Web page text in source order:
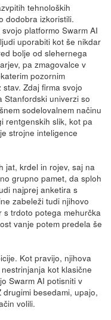
tehnoloških
dodobra izkoristili.
platformo Swarm AI
uporabiti kot še nikdar
bolje od slehernega
pa zmagovalce v
pozornim
Zdaj firma svojo
Stanfordski univerzi so
sodelovalnem načinu
rentgenskih slik, kot pa
strojne inteligence
jat, krdel in rojev, saj na
grupno pamet, da sploh
najprej anketira s
zabeleži tudi njihovo
trdoto potega mehurčka
vanje potem predela še
Kot pravijo, njihova
kot klasične
Swarm AI potisniti v
besedami, upajo,
volili.